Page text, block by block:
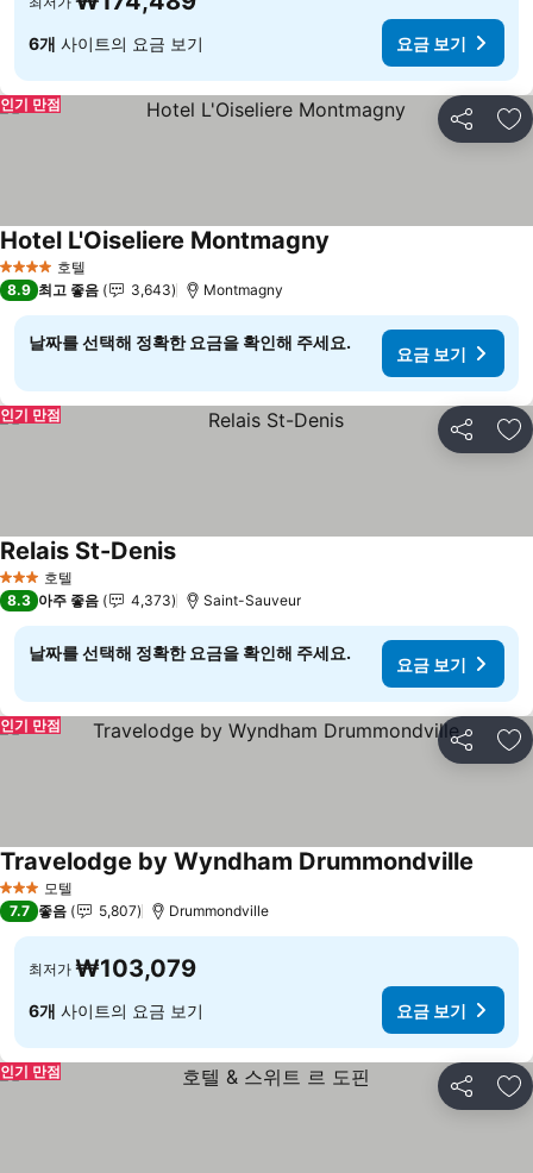
6개 사이트의 요금 보기 요금 보기
공유 즐
인기 만점
4 성급 호텔
Hotel L'Oiseliere Montmagny
8.9 최고 좋음 3,643 Montmagny
날짜를 선택해 정확한 요금을 확인해 주세요.
요금 보기
공유 즐
인기 만점
3 성급 호텔
Relais St-Denis
8.3 아주 좋음 4,373 Saint-Sauveur
날짜를 선택해 정확한 요금을 확인해 주세요.
요금 보기
공유 즐
인기 만점
3 성급 모텔
Travelodge by Wyndham Drummondville
7.7 좋음 5,807 Drummondville
최저가 ₩103,079
6개 사이트의 요금 보기 요금 보기
공유 즐
인기 만점